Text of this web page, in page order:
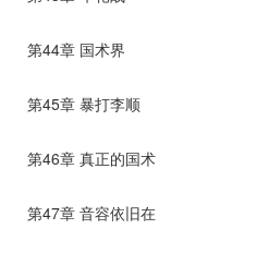
第44章 国术界
第45章 暴打李顺
第46章 真正的国术
第47章 音容依旧在